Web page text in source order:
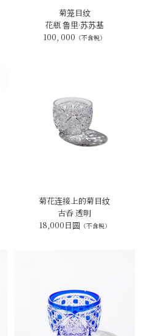
菊笼目纹
花瓶 鲁里·苏苏基
100, 000 （不含税）
菊花连接上的菊目纹
古呑 透明
18,000日圆 （不含税）